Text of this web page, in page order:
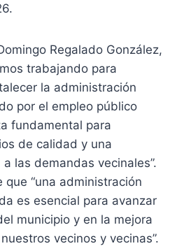
Regalado González,
trabajando para
la administración
por el empleo público
fundamental para
de calidad y una
las demandas vecinales”.
que “una administración
es esencial para avanzar
municipio y en la mejora
vecinos y vecinas”.